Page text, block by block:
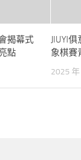
揭幕式
點
JIUYI
象棋賽
2025 年